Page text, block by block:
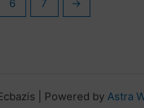
6 7 →
| Powered by Astra